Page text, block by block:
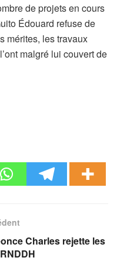
de projets en cours
Édouard refuse de
mérites, les travaux
malgré lui couvert de
Charles rejette les